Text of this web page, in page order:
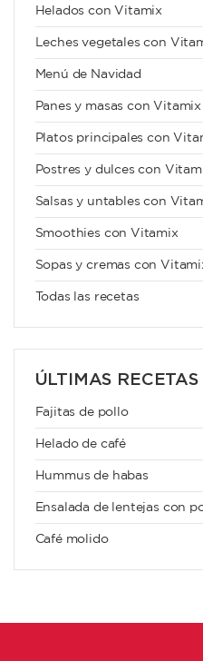
Helados con Vitamix
Leches vegetales con
Menú de Navidad
Panes y masas con Vitamix
Platos principales con
Postres y dulces con
Salsas y untables con
Smoothies con Vitamix
Sopas y cremas con
Todas las recetas
ÚLTIMAS RECETAS
Fajitas de pollo
Helado de café
Hummus de habas
Ensalada de lentejas con
Café molido